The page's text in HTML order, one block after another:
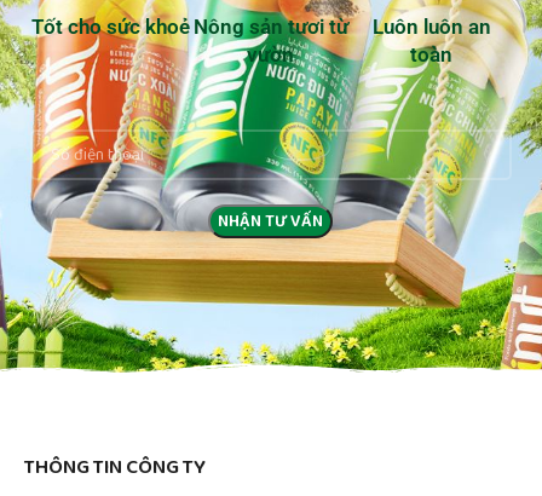
Tốt cho sức khoẻ Nông sản tươi từ
vườn
Luôn luôn an
toàn
THÔNG TIN CÔNG TY